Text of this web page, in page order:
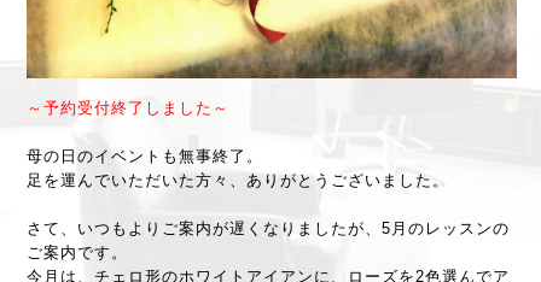
～予約受付終了しました～
母の日のイベントも無事終了。
足を運んでいただいた方々、ありがとうございました。
さて、いつもよりご案内が遅くなりましたが、5月のレッスンの
ご案内です。
今月は、チェロ形のホワイトアイアンに、ローズを2色選んでア